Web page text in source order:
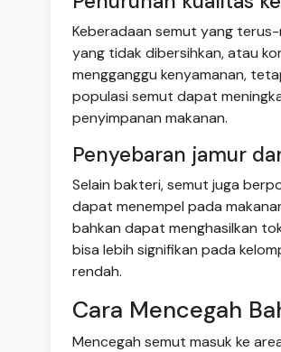
Keberadaan semut yang
yang tidak dibersihkan, atau
mengganggu kenyamanan,
populasi semut dapat
penyimpanan makanan.
Penyebaran jamur
Selain bakteri, semut juga
dapat menempel pada
bahkan dapat menghasilkan
bisa lebih signifikan pada
rendah.
Cara Mencegah
Mencegah semut masuk ke